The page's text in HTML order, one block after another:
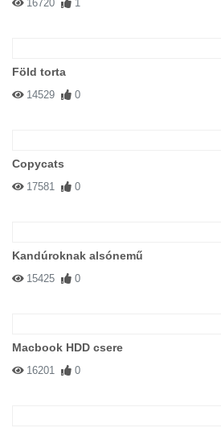
16720 1
Föld torta
14529 0
Copycats
17581 0
Kandúroknak alsónemű
15425 0
Macbook HDD csere
16201 0